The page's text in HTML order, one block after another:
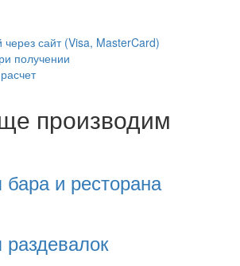
через сайт (Visa, MasterCard)
получении
производим
и ресторана